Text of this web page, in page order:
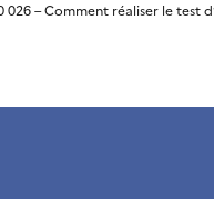
026 – Comment réaliser le